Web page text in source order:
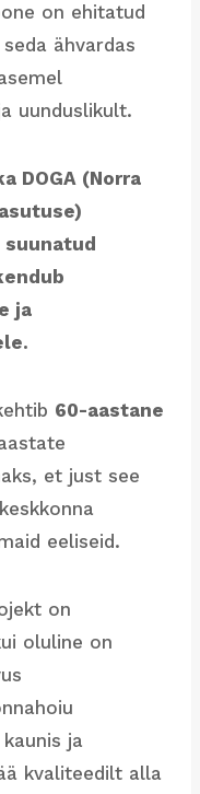
on ehitatud
ähvardas
uunduslikult.
DOGA (Norra
ja
60-aastane
et just see
eeliseid.
on
oluline on
ja
kvaliteedilt alla